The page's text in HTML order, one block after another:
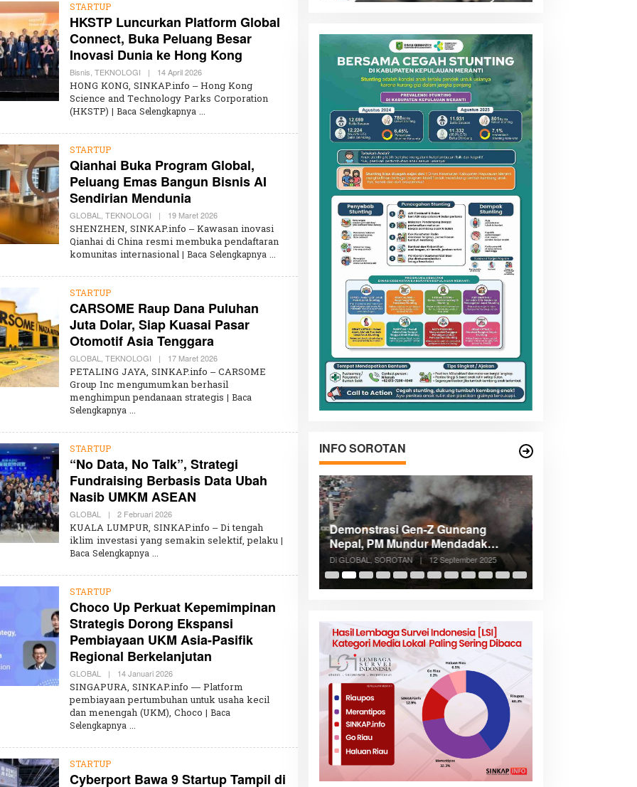
N
N
I
S
STARTUP
HKSTP Luncurkan Platform Global
Connect, Buka Peluang Besar
Inovasi Dunia ke Hong Kong
Bisnis TEKNOLOGI | 14 April 2026O
L
E
H
K
A
U
N
N
A
HONG KONG, SINKAP.info – Hong Kong
Science and Technology Parks Corporation
(HKSTP) | Baca Selengkapnya
STARTUP
Qianhai Buka Program Global,
Peluang Emas Bangun Bisnis AI
Sendirian Mendunia
GLOBAL TEKNOLOGI | 19 Maret 2026O
L
E
H
K
A
U
N
N
SHENZHEN, SINKAP.info – Kawasan inovasi
Qianhai di China resmi membuka pendaftaran
komunitas internasional | Baca Selengkapnya
STARTUP
CARSOME Raup Dana Puluhan
Juta Dolar, Siap Kuasai Pasar
Otomotif Asia Tenggara
GLOBAL TEKNOLOGI | 17 Maret 2026O
E
H
K
N
I
S
PETALING JAYA, SINKAP.info – CARSOME
Group Inc mengumumkan berhasil
menghimpun pendanaan strategis | Baca
Selengkapnya
STARTUP
“No Data, No Talk”, Strategi
Fundraising Berbasis Data Ubah
Nasib UMKM ASEAN
GLOBAL | 2 Februari 2026O
L
E
H
A
U
N
N
I
S
A
KUALA LUMPUR, SINKAP.info – Di tengah
iklim investasi yang semakin selektif, pelaku |
Baca Selengkapnya
STARTUP
Choco Up Perkuat Kepemimpinan
Strategis Dorong Ekspansi
Pembiayaan UKM Asia-Pasifik
Regional Berkelanjutan
GLOBAL | 14 Januari 2026O
L
E
H
K
N
N
SINGAPURA, SINKAP.info — Platform
pembiayaan pertumbuhan untuk usaha kecil
dan menengah (UKM), Choco | Baca
Selengkapnya
STARTUP
Cyberport Bawa 9 Startup Tampil di
INFO SOROTAN
Penembakan Tragis Charlie Kirk di
Utah: Pelaku Senapan Jarak Jauh
Masih Buron
Di GLOBAL, SOROTAN
Demonstrasi Gen-Z Guncang
Nepal, PM Mundur Mendadak
Setelah Gedung Parlemen Dibakar
Di GLOBAL, SOROTAN | 12 September 2025